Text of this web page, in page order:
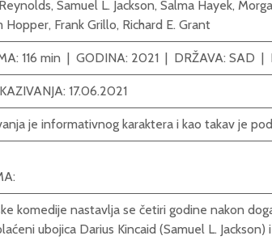
, Samuel L. Jackson, Salma Hayek,
Hopper, Frank Grillo, Richard E. Grant
116 min | GODINA: 2021 | DRŽAVA: SAD |
17.06.2021
je informativnog karaktera i kao takav je
komedije nastavlja se četiri godine nakon
ubojica Darius Kincaid (Samuel L.
GLAZBE /
Neli
Korčula